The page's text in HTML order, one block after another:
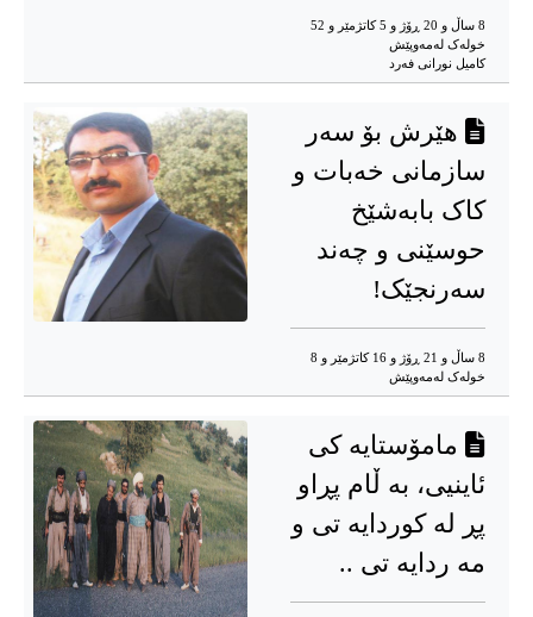
8 ساڵ و 20 ڕۆژ و 5 کاتژمێر و 52
خوله‌ک له‌مه‌وپێش‌
کامیل نورانی فەرد
هێرش بۆ سەر
سازمانی خەبات و
کاک بابەشێخ
حوسێنی و چەند
سەرنجێک!
8 ساڵ و 21 ڕۆژ و 16 کاتژمێر و 8
خوله‌ک له‌مه‌وپێش‌
مامۆستایه کی
ئاینیی، به ڵام پڕاو
پڕ له کوردایه تی و
مه ردایه تی ..